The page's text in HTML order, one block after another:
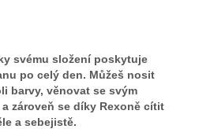
svému složení poskytuje
po celý den. Můžeš nosit
barvy, věnovat se svým
zároveň se díky Rexoně cítit
a sebejistě.